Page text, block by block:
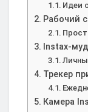
Идеи
Рабочий
Instax-
Трекер
Камера